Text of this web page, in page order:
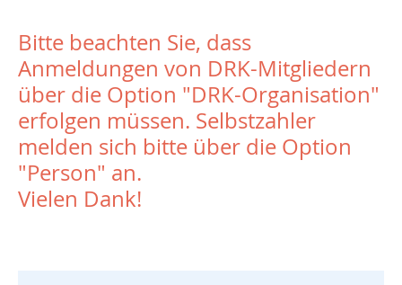
Bitte beachten Sie, dass
Anmeldungen von DRK-Mitgliedern
über die Option "DRK-Organisation"
erfolgen müssen. Selbstzahler
melden sich bitte über die Option
"Person" an.
Vielen Dank!